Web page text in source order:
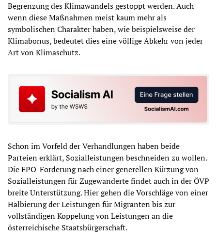
Begrenzung des Klimawandels gestoppt werden. Auch
wenn diese Maßnahmen meist kaum mehr als
symbolischen Charakter haben, wie beispielsweise der
Klimabonus, bedeutet dies eine völlige Abkehr von jeder
Art von Klimaschutz.
Schon im Vorfeld der Verhandlungen haben beide
Parteien erklärt, Sozialleistungen beschneiden zu wollen.
Die FPÖ-Forderung nach einer generellen Kürzung von
Sozialleistungen für Zugewanderte findet auch in der ÖVP
breite Unterstützung. Hier gehen die Vorschläge von einer
Halbierung der Leistungen für Migranten bis zur
vollständigen Koppelung von Leistungen an die
österreichische Staatsbürgerschaft.